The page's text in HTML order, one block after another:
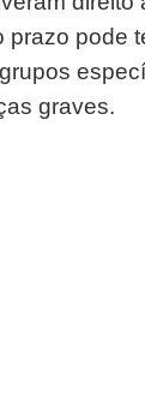
prazo pode
graves.